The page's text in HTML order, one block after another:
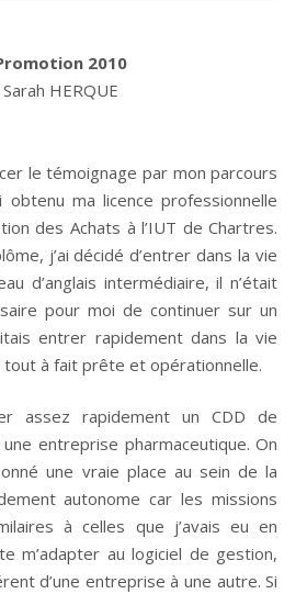
2010
Sarah HERQUE
le témoignage par mon parcours
obtenu ma licence professionnelle
des Achats à l’IUT de Chartres.
j’ai décidé d’entrer dans la vie
d’anglais intermédiaire, il n’était
pour moi de continuer sur un
entrer rapidement dans la vie
tout à fait prête et opérationnelle.
assez rapidement un CDD de
entreprise pharmaceutique. On
une vraie place au sein de la
autonome car les missions
à celles que j’avais eu en
m’adapter au logiciel de gestion,
d’une entreprise à une autre. Si